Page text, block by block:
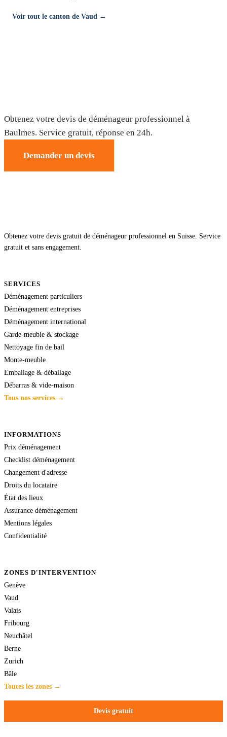
Voir tout le canton de Vaud →
Obtenez votre devis de déménageur professionnel à
Baulmes. Service gratuit, réponse en 24h.
Demander un devis
Obtenez votre devis gratuit de déménageur professionnel en Suisse. Service
gratuit et sans engagement.
SERVICES
Déménagement particuliers
Déménagement entreprises
Déménagement international
Garde-meuble & stockage
Nettoyage fin de bail
Monte-meuble
Emballage & déballage
Débarras & vide-maison
Tous nos services →
INFORMATIONS
Prix déménagement
Checklist déménagement
Changement d'adresse
Droits du locataire
État des lieux
Assurance déménagement
Mentions légales
Confidentialité
ZONES D'INTERVENTION
Genève
Vaud
Valais
Fribourg
Neuchâtel
Berne
Zurich
Bâle
Toutes les zones →
Devis gratuit